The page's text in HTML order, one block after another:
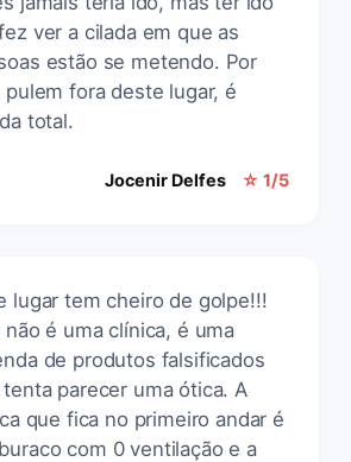
ver a cilada em que as
estão se metendo. Por
pulem fora deste lugar, é
total.
Jocenir Delfes ☆ 1/5
lugar tem cheiro de golpe!!!
não é uma clínica, é uma
de produtos falsificados
tenta parecer uma ótica. A
que fica no primeiro andar é
com 0 ventilação e a